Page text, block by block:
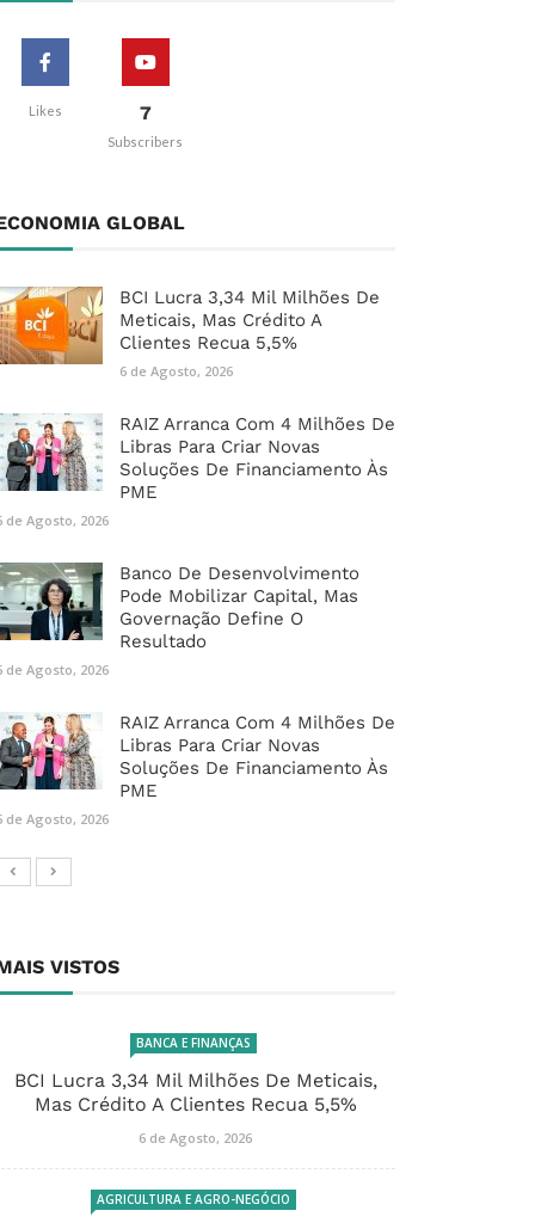
Likes 7
Subscribers
GLOBAL
BCI Lucra 3,34 Mil Milhões De
Meticais, Mas Crédito A
Clientes Recua 5,5%
6 de Agosto, 2026
RAIZ Arranca Com 4 Milhões De
Libras Para Criar Novas
Soluções De Financiamento Às
PME
de Agosto, 2026
Banco De Desenvolvimento
Pode Mobilizar Capital, Mas
Governação Define O
Resultado
de Agosto, 2026
RAIZ Arranca Com 4 Milhões De
Libras Para Criar Novas
Soluções De Financiamento Às
PME
de Agosto, 2026
VISTOS
BANCA E FINANÇAS
BCI Lucra 3,34 Mil Milhões De Meticais,
Mas Crédito A Clientes Recua 5,5%
6 de Agosto, 2026
AGRICULTURA E AGRO-NEGÓCIO